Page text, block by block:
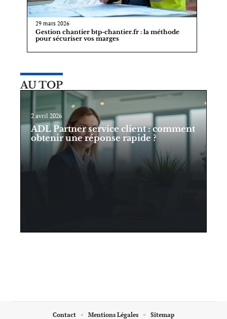
29 mars 2026
Gestion chantier btp-chantier.fr : la méthode
pour sécuriser vos marges
AU TOP
2 avril 2026
ADL Partner service client : comment
obtenir une réponse rapide ?
Contact Mentions Légales Sitemap